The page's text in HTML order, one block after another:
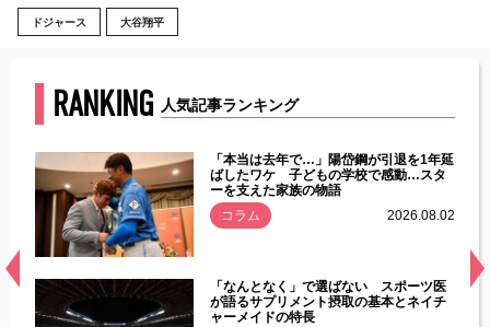
ドジャース 大谷翔平
RANKING 人気記事ランキング
常
「本当は去年で…」陽岱鋼が引退を1年延
ばしたワケ 子どもの学校で感動…スタ
ーを支えた家族の物語
コラム
2026.08.02
「なんとなく」で選ばない スポーツ医
が語るサプリメント摂取の基本とネイチ
ャーメイドの特長